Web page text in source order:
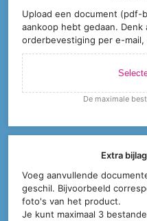
Upload een document (pdf-
aankoop hebt gedaan. Denk
orderbevestiging per e-
De maximale
Extra
Voeg aanvullende
geschil. Bijvoorbeeld
foto's van het product.
Je kunt maximaal 3